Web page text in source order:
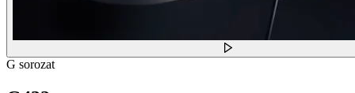
G sorozat